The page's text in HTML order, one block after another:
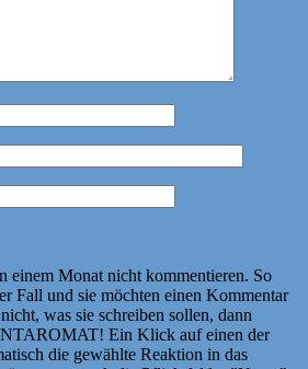
einem Monat nicht kommentieren. So
Fall und sie möchten einen Kommentar
was sie schreiben sollen, dann
Ein Klick auf einen der
die gewählte Reaktion in das